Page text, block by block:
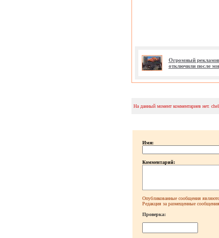
Огромный
отключили после
На данный момент комментариев нет.
Имя:
Комментарий:
Опубликованные сообщения
Редакция за размещенные сообщения
Проверка: